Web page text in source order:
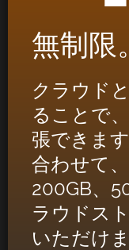
無制限。
クラウド
ることで
張できま
合わせて、
200GB、
ラウドス
いただけま